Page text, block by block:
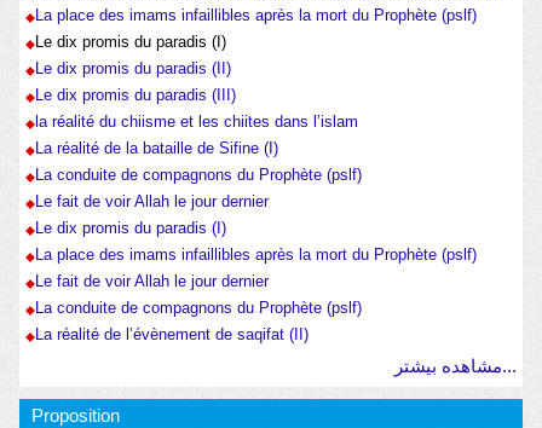
La place des imams infaillibles après la mort du Prophète (pslf)
Le dix promis du paradis (I)
Le dix promis du paradis (II)
Le dix promis du paradis (III)
la réalité du chiisme et les chiites dans l’islam
La réalité de la bataille de Sifine (I)
La conduite de compagnons du Prophète (pslf)
Le fait de voir Allah le jour dernier
Le dix promis du paradis (I)
La place des imams infaillibles après la mort du Prophète (pslf)
Le fait de voir Allah le jour dernier
La conduite de compagnons du Prophète (pslf)
La réalité de l’évènement de saqifat (II)
مشاهده بیشتر...
Proposition